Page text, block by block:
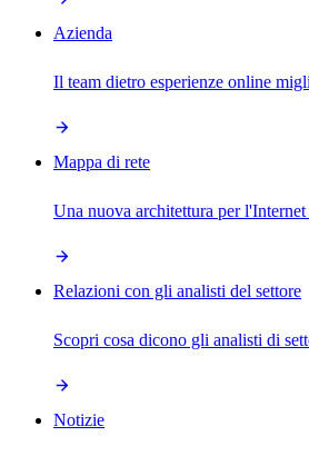
Azienda
Il team dietro esperienze online
Mappa di rete
Una nuova architettura per
Relazioni con gli analisti del settore
Scopri cosa dicono gli analisti di
Notizie